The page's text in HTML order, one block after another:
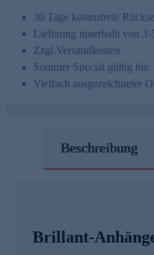
30 Tage kostenfreie
Lieferung innerhalb von 3-
Zzgl.Versandkosten
Sommer Special gültig bis:
Vielfach ausgezeichneter
Beschreibung
Brillant-